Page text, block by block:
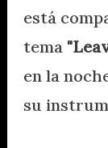
está
tema
en la
su